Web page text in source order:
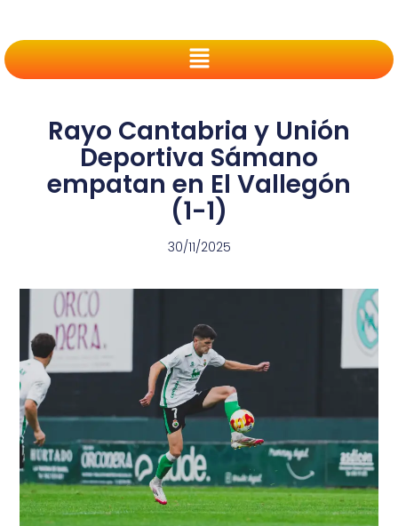
Rayo Cantabria y Unión
Deportiva Sámano
empatan en El Vallegón
(1-1)
30/11/2025